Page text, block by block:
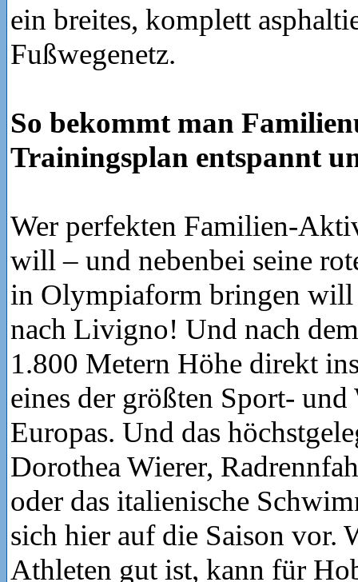
ein breites, komplett
Fußwegenetz.
So bekommt man
Trainingsplan entspannt
Wer perfekten Familien-
will – und nebenbei seine
in Olympiaform bringen will
nach Livigno! Und nach
1.800 Metern Höhe direkt
eines der größten Sport- und
Europas. Und das
Dorothea Wierer,
oder das italienische
sich hier auf die Saison vor.
Athleten gut ist, kann für